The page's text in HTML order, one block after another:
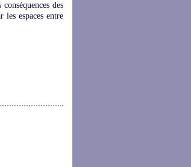
des
les espaces entre